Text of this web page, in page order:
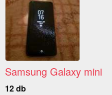
Samsung Galaxy mini
12 db